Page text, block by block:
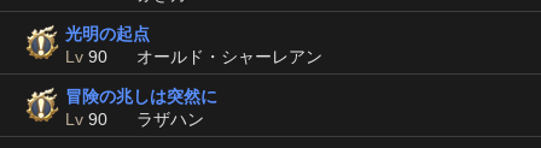
光明の起点
Lv 90 オールド・シャーレアン
冒険の兆しは突然に
Lv 90 ラザハン